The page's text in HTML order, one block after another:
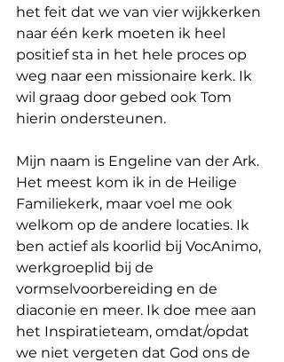
het feit dat we van vier wijkkerken
naar één kerk moeten ik heel
positief sta in het hele proces op
weg naar een missionaire kerk. Ik
wil graag door gebed ook Tom
hierin ondersteunen.
Mijn naam is Engeline van der Ark.
Het meest kom ik in de Heilige
Familiekerk, maar voel me ook
welkom op de andere locaties. Ik
ben actief als koorlid bij VocAnimo,
werkgroeplid bij de
vormselvoorbereiding en de
diaconie en meer. Ik doe mee aan
het Inspiratieteam, omdat/opdat
we niet vergeten dat God ons de